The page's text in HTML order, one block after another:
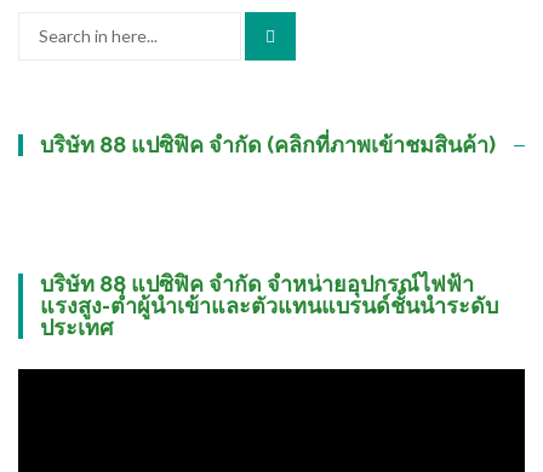
บริษัท 88 แปซิฟิค จำกัด (คลิกที่ภาพเข้าชมสินค้า)
บริษัท 88 แปซิฟิค จำกัด จำหน่ายอุปกรณ์ไฟฟ้า
แรงสูง-ต่ำผู้นำเข้าและตัวแทนแบรนด์ชั้นนำระดับ
ประเทศ